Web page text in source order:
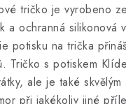
tričko je vyrobeno ze
ochranná silikonová
potisku na trička
Tričko s potiskem
ale je také
při jakékoliv jiné